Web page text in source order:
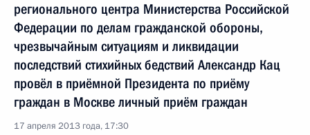
регионального центра Министерства Российской
Федерации по делам гражданской обороны,
чрезвычайным ситуациям и ликвидации
последствий стихийных бедствий Александр Кац
провёл в приёмной Президента по приёму
граждан в Москве личный приём граждан
17 апреля 2013 года, 17:30